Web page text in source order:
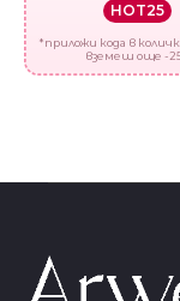
HOT25
*приложи кода в
вземеш още -